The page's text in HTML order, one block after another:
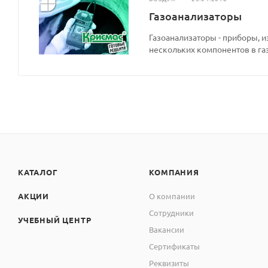
Блок коммутатора БК-1
Межповерочный интервал, мес
Газоанализаторы
Газоанализаторы - приборы,
нескольких компонентов в
КАТАЛОГ
АКЦИИ
УЧЕБНЫЙ ЦЕНТР
КОМПАНИЯ
О компании
Сотрудники
Вакансии
Сертификаты
Реквизиты